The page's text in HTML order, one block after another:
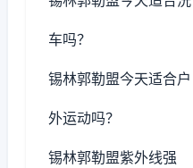
车吗？
锡林郭勒盟今天适合户
外运动吗？
锡林郭勒盟紫外线强